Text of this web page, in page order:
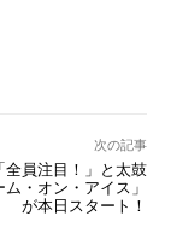
次の記事
全員注目！」と太鼓
・オン・アイス」
が本日スタート！